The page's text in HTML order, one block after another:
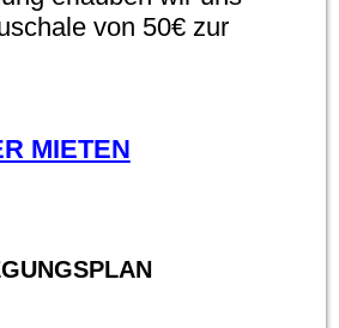
von 50€ zur
MIETEN